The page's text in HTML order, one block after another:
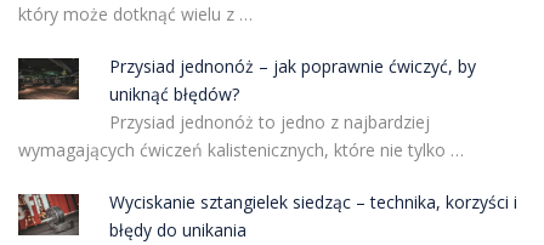
który może dotknąć wielu z …
Przysiad jednonóż – jak poprawnie ćwiczyć, by
uniknąć błędów?
Przysiad jednonóż to jedno z najbardziej
wymagających ćwiczeń kalistenicznych, które nie tylko …
Wyciskanie sztangielek siedząc – technika, korzyści i
błędy do unikania